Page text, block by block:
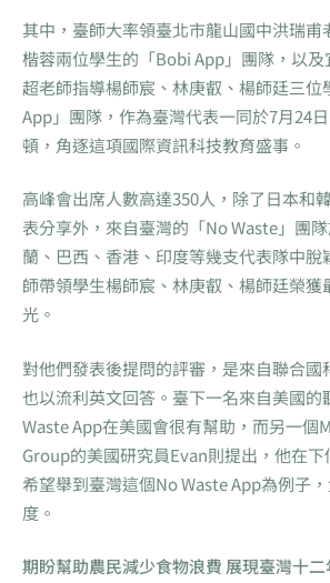
其中，臺師大率領臺北市龍山國中洪瑞甫
楷蓉兩位學生的「Bobi App」團隊，以
超老師指導楊師宸、林庚叡、楊師廷三位
App」團隊，作為臺灣代表一同於7月24
頓，角逐這項國際資訊科技教育盛事。
高峰會出席人數高達350人，除了日本和
表分享外，來自臺灣的「No Waste」團
蘭、巴西、香港、印度等幾支代表隊中脫
師帶領學生楊師宸、林庚叡、楊師廷榮獲
光。
對他們發表後提問的評審，是來自聯合國
也以流利英文回答。臺下一名來自美國的
Waste App在美國會很有幫助，而另一個
Group的美國研究員Evan則提出，他在
希望舉到臺灣這個No Waste App為例子
度。
期盼幫助農民減少食物浪費 展現臺灣十